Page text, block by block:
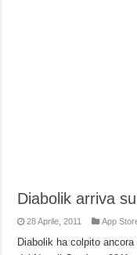
Diabolik arriva
28 Aprile, 2011 App
Diabolik ha colpito